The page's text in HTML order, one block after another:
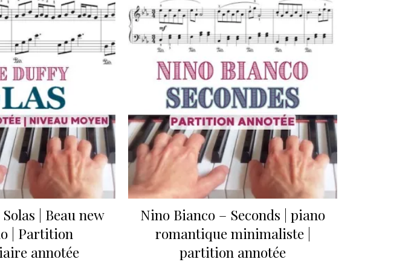
| Beau new
| Partition
annotée
Nino Bianco – Seconds | piano
romantique minimaliste |
partition annotée